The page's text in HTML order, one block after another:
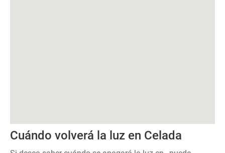
Cuándo volverá la luz en Celada